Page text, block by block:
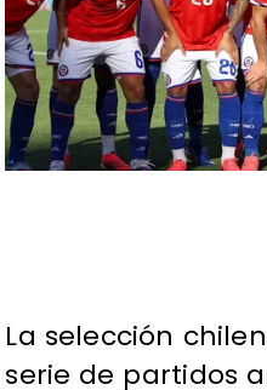
La selección
serie de partidos